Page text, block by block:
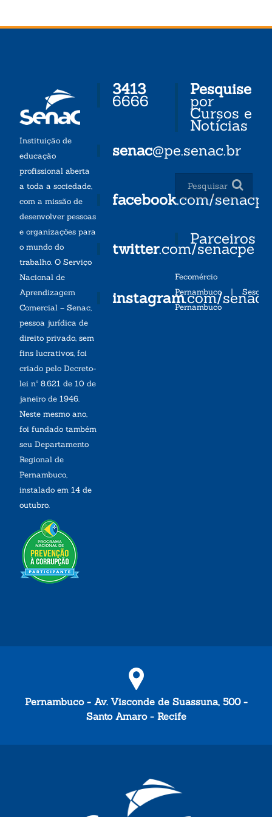
Instituição de
educação
profissional aberta
a toda a sociedade,
com a missão de
desenvolver pessoas
e organizações para
o mundo do
trabalho. O Serviço
Nacional de
Aprendizagem
Comercial – Senac,
pessoa jurídica de
direito privado, sem
fins lucrativos, foi
criado pelo Decreto-
lei nº 8.621 de 10 de
janeiro de 1946.
Neste mesmo ano,
foi fundado também
seu Departamento
Regional de
Pernambuco,
instalado em 14 de
outubro.
3413
6666
senac@pe.senac.br
facebook.com/senacpe
twitter.com/senacpe
instagram.com/
Pesquise
por
Cursos e
Notícias
Parceiros
Fecomércio
Pernambuco| Sesc
Pernambuco
Pernambuco - Av. Visconde de Suassuna, 500 -
Santo Amaro - Recife